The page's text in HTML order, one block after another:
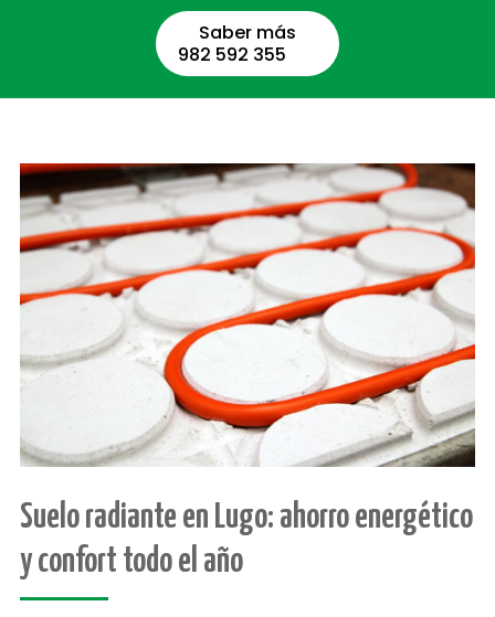
Saber más
982 592 355
Suelo radiante en Lugo: ahorro energético
y confort todo el año